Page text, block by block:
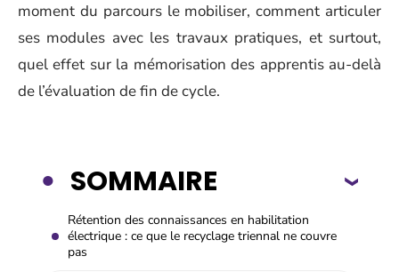
moment du parcours le mobiliser, comment articuler
ses modules avec les travaux pratiques, et surtout,
quel effet sur la mémorisation des apprentis au-delà
de l’évaluation de fin de cycle.
SOMMAIRE
Rétention des connaissances en habilitation
électrique : ce que le recyclage triennal ne couvre
pas